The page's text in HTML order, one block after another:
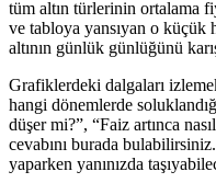
tüm altın türlerinin ortalama
ve tabloya yansıyan o
altının günlük günlüğünü
Grafiklerdeki dalgaları
hangi dönemlerde
düşer mi?”, “Faiz artınca
cevabını burada bulabilirsiniz.
yaparken yanınızda